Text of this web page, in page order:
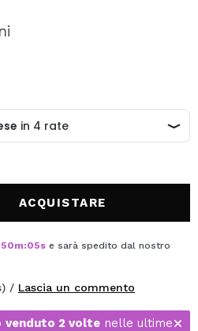
potrai fare i tuoi
lo stato dei tuoi ordini e
precedenti.
ACCOUNT
ACQUISTARE
50m:05s e sarà spedito dal nostro
/ Lascia un commento
venduto 2 volte nelle ultime